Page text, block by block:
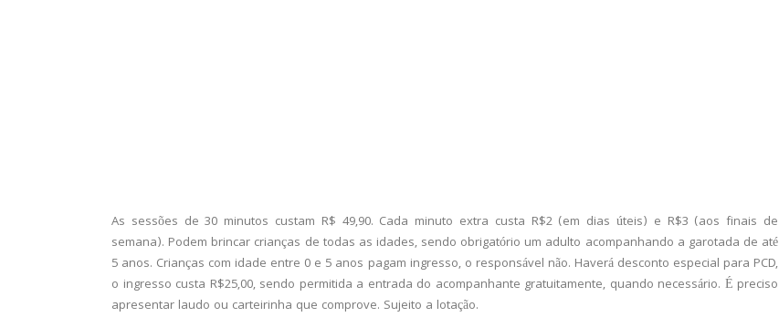
As sessões de 30 minutos custam R$ 49,90. Cada minuto extra custa R$2 (em dias úteis) e R$3 (aos finais de
semana). Podem brincar crianças de todas as idades, sendo obrigatório um adulto acompanhando a garotada de até
5 anos. Crianças com idade entre 0 e 5 anos pagam ingresso, o responsável não. Haverá desconto especial para PCD,
o ingresso custa R$25,00, sendo permitida a entrada do acompanhante gratuitamente, quando necessário. É preciso
apresentar laudo ou carteirinha que comprove. Sujeito a lotação.